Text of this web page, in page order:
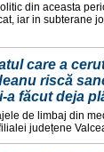
din aceasta
iar in subterane
care a
riscă
a făcut deja
de limbaj din
județene